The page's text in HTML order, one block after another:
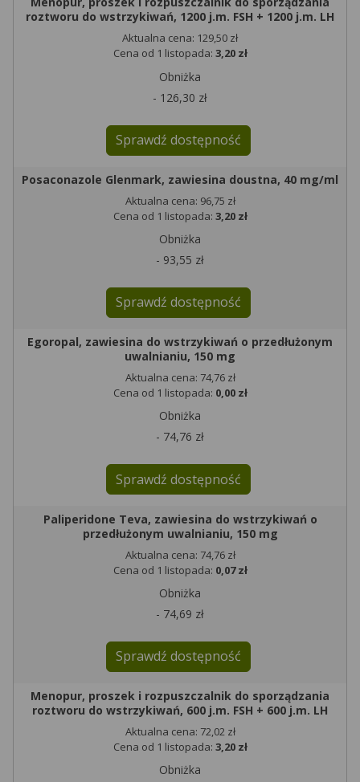
roztworu do wstrzykiwań, 1200 j.m. FSH + 1200 j.m. LH
Aktualna cena: 129,50 zł
Cena od 1 listopada: 3,20 zł
Obniżka
- 126,30 zł
Sprawdź dostępność
Posaconazole Glenmark, zawiesina doustna, 40 mg/ml
Aktualna cena: 96,75 zł
Cena od 1 listopada: 3,20 zł
Obniżka
- 93,55 zł
Sprawdź dostępność
Egoropal, zawiesina do wstrzykiwań o przedłużonym
uwalnianiu, 150 mg
Aktualna cena: 74,76 zł
Cena od 1 listopada: 0,00 zł
Obniżka
- 74,76 zł
Sprawdź dostępność
Paliperidone Teva, zawiesina do wstrzykiwań o
przedłużonym uwalnianiu, 150 mg
Aktualna cena: 74,76 zł
Cena od 1 listopada: 0,07 zł
Obniżka
- 74,69 zł
Sprawdź dostępność
Menopur, proszek i rozpuszczalnik do sporządzania
roztworu do wstrzykiwań, 600 j.m. FSH + 600 j.m. LH
Aktualna cena: 72,02 zł
Cena od 1 listopada: 3,20 zł
Obniżka